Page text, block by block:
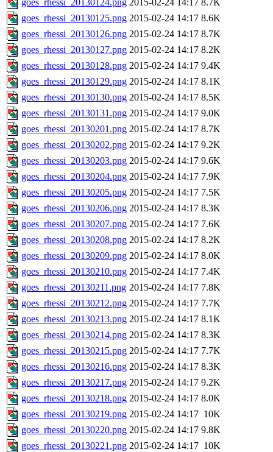
goes_rhessi_20130124.png 2015-02-24 14:17 8.7K
goes_rhessi_20130125.png 2015-02-24 14:17 8.6K
goes_rhessi_20130126.png 2015-02-24 14:17 8.7K
goes_rhessi_20130127.png 2015-02-24 14:17 8.2K
goes_rhessi_20130128.png 2015-02-24 14:17 9.4K
goes_rhessi_20130129.png 2015-02-24 14:17 8.1K
goes_rhessi_20130130.png 2015-02-24 14:17 8.5K
goes_rhessi_20130131.png 2015-02-24 14:17 9.0K
goes_rhessi_20130201.png 2015-02-24 14:17 8.7K
goes_rhessi_20130202.png 2015-02-24 14:17 9.2K
goes_rhessi_20130203.png 2015-02-24 14:17 9.6K
goes_rhessi_20130204.png 2015-02-24 14:17 7.9K
goes_rhessi_20130205.png 2015-02-24 14:17 7.5K
goes_rhessi_20130206.png 2015-02-24 14:17 8.3K
goes_rhessi_20130207.png 2015-02-24 14:17 7.6K
goes_rhessi_20130208.png 2015-02-24 14:17 8.2K
goes_rhessi_20130209.png 2015-02-24 14:17 8.0K
goes_rhessi_20130210.png 2015-02-24 14:17 7.4K
goes_rhessi_20130211.png 2015-02-24 14:17 7.8K
goes_rhessi_20130212.png 2015-02-24 14:17 7.7K
goes_rhessi_20130213.png 2015-02-24 14:17 8.1K
goes_rhessi_20130214.png 2015-02-24 14:17 8.3K
goes_rhessi_20130215.png 2015-02-24 14:17 7.7K
goes_rhessi_20130216.png 2015-02-24 14:17 8.3K
goes_rhessi_20130217.png 2015-02-24 14:17 9.2K
goes_rhessi_20130218.png 2015-02-24 14:17 8.0K
goes_rhessi_20130219.png 2015-02-24 14:17 10K
goes_rhessi_20130220.png 2015-02-24 14:17 9.8K
goes_rhessi_20130221.png 2015-02-24 14:17 10K